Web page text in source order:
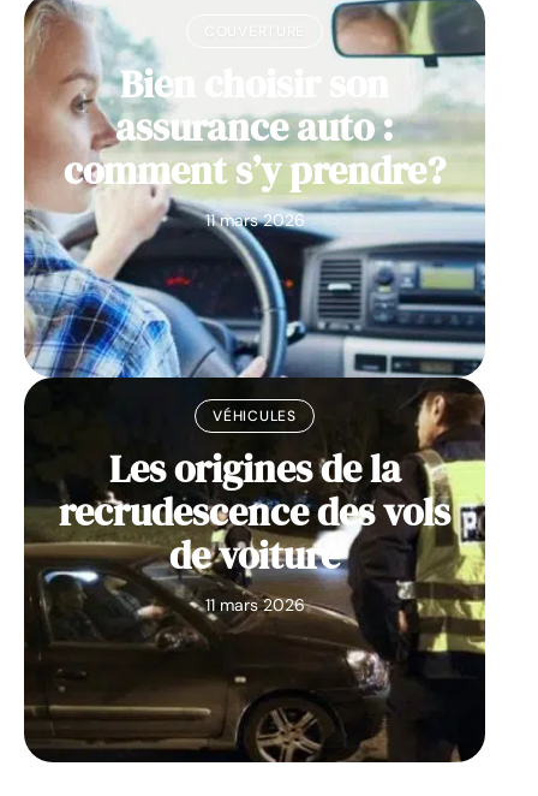
Bien choisir son
assurance auto :
comment s’y prendre?
11 mars 2026
VÉHICULES
Les origines de la
recrudescence des vols
de voiture
11 mars 2026